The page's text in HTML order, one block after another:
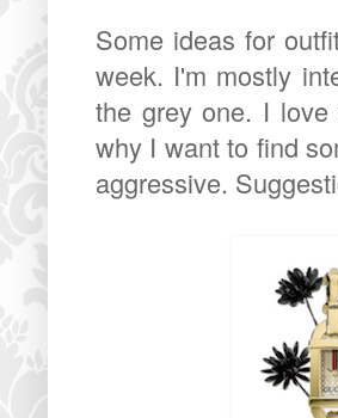
Some ideas for
week. I'm mostly
the grey one. I
why I want to find
aggressive.